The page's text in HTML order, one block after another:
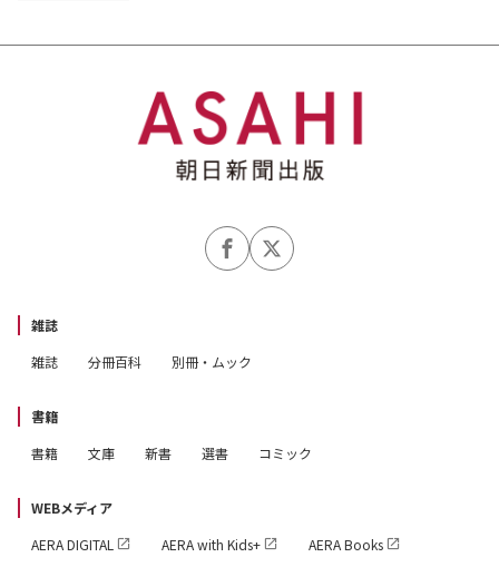
雑誌
雑誌
分冊百科 別冊・ムック
書籍
書籍
文庫 新書 選書 コミック
WEBメディア
AERA DIGITAL
AERA with Kids+
AERA Books